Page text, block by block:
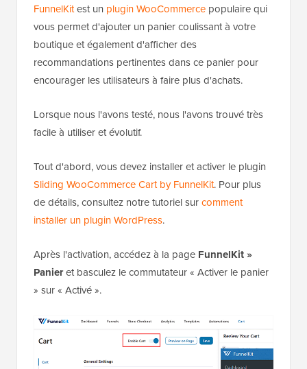
FunnelKitest un plugin WooCommerce populaire qui
vous permet d'ajouter un panier coulissant à votre
boutique et également d'afficher des
recommandations pertinentes dans ce panier pour
encourager les utilisateurs à faire plus d'achats.
Lorsque nous l'avons testé, nous l'avons trouvé très
facile à utiliser et évolutif.
Tout d'abord, vous devez installer et activer le plugin
Sliding WooCommerce Cart by FunnelKit. Pour plus
de détails, consultez notre tutoriel surcomment
installer un plugin WordPress.
Après l'activation, accédez à la page FunnelKit »
Panieret basculez le commutateur « Activer le panier
» sur « Activé ».